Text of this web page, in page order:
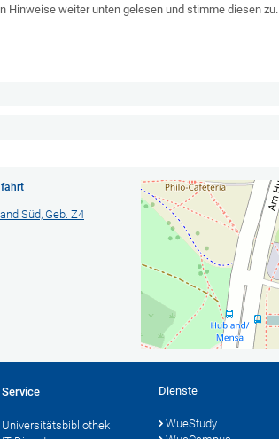
Hinweise weiter unten gelesen und stimme diesen zu.
Süd, Geb. Z4
Service
Universitätsbibliothek
Dienste
WueStudy